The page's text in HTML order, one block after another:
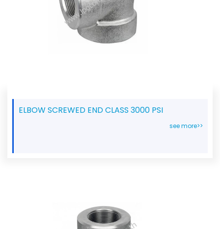
ELBOW SCREWED END CLASS 3000 PSI
see more>>